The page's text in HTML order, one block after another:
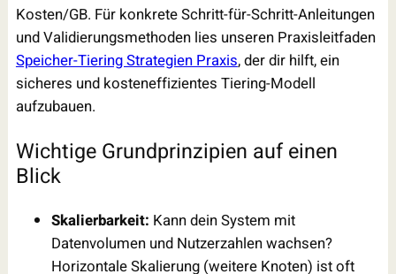
Kosten/GB. Für konkrete Schritt-für-Schritt-Anleitungen
und Validierungsmethoden lies unseren Praxisleitfaden
Speicher-Tiering Strategien Praxis, der dir hilft, ein
sicheres und kosteneffizientes Tiering-Modell
aufzubauen.
Wichtige Grundprinzipien auf einen
Blick
Skalierbarkeit: Kann dein System mit
Datenvolumen und Nutzerzahlen wachsen?
Horizontale Skalierung (weitere Knoten) ist oft